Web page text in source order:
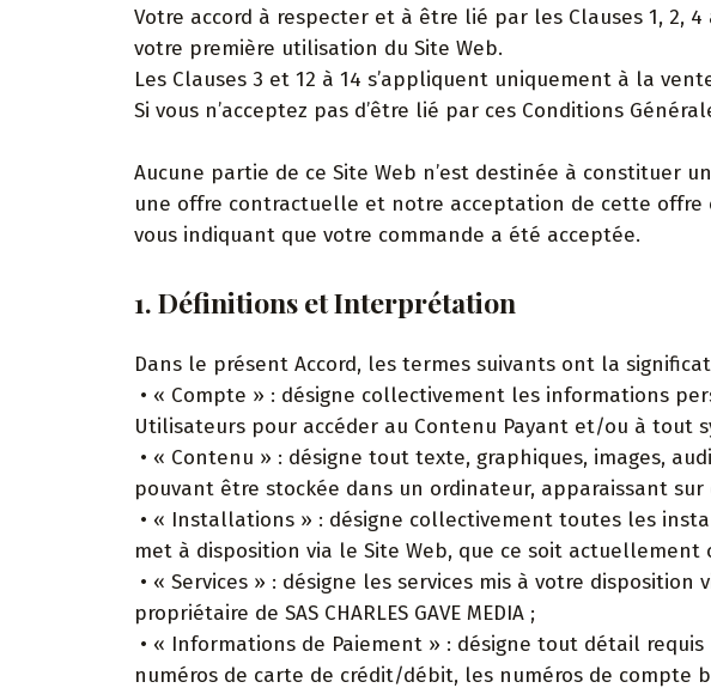
Votre accord à respecter et à être lié par les Clauses 1, 2,
votre première utilisation du Site Web.
Les Clauses 3 et 12 à 14 s’appliquent uniquement à la
Si vous n’acceptez pas d’être lié par ces Conditions
Aucune partie de ce Site Web n’est destinée à constituer
une offre contractuelle et notre acceptation de cette
vous indiquant que votre commande a été acceptée.
1. Définitions et Interprétation
Dans le présent Accord, les termes suivants ont la
• « Compte » : désigne collectivement les informations
Utilisateurs pour accéder au Contenu Payant et/ou à tout
• « Contenu » : désigne tout texte, graphiques, images,
pouvant être stockée dans un ordinateur, apparaissant
• « Installations » : désigne collectivement toutes les
met à disposition via le Site Web, que ce soit actuellement
• « Services » : désigne les services mis à votre
propriétaire de SAS CHARLES GAVE MEDIA ;
• « Informations de Paiement » : désigne tout détail requis
numéros de carte de crédit/débit, les numéros de compte